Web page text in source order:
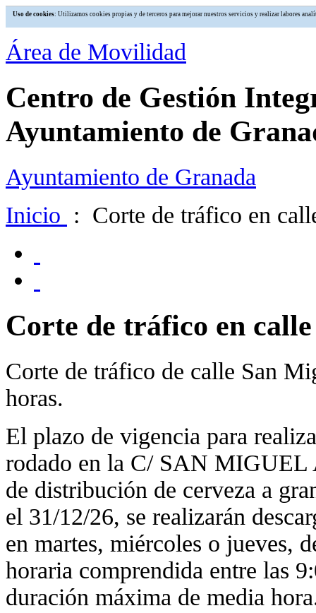
Uso de cookies: Utilizamos cookies propias y de terceros para mejorar nuestros servicios y realizar labores
Área de Movilidad
Centro de Gestión
Ayuntamiento de
Ayuntamiento de Granada
Inicio : Corte de tráfico en
Corte de tráfico en
Corte de tráfico de calle San
horas.
El plazo de vigencia para
rodado en la C/ SAN MIGUEL
de distribución de cerveza a
el 31/12/26, se realizarán
en martes, miércoles o jueves,
horaria comprendida entre las
duración máxima de media